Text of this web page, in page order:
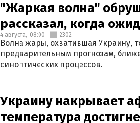
"Жаркая волна"
рассказал, когда
4 августа, 08:00 2302
Волна жары, охватившая Украину,
предварительным прогнозам,
синоптических процессов.
Украину накрывает
температура